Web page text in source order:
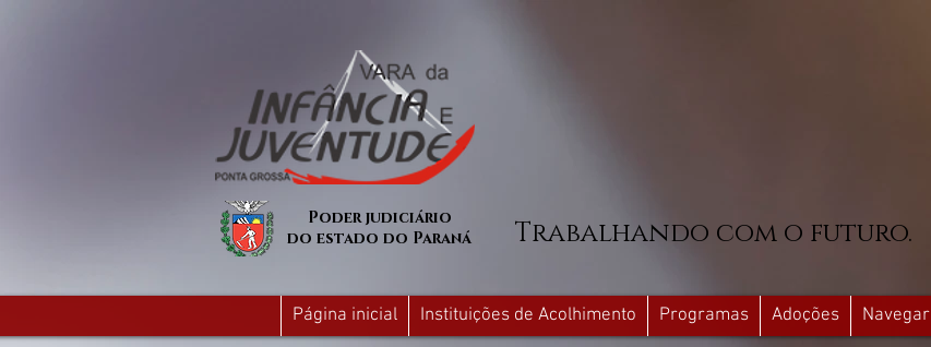
Poder judiciário
do estado do Paraná
Trabalhando com o futuro.
Página inicial Instituições de Acolhimento Programas Adoções Navegar